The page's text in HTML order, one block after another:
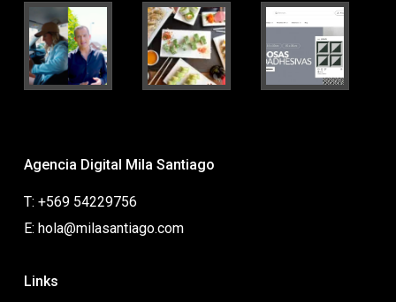
Agencia Digital Mila Santiago
T: +569 54229756
E: hola@milasantiago.com
Links